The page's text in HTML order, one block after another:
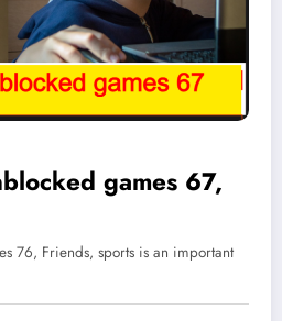
games 67,
76, Friends, sports is an important